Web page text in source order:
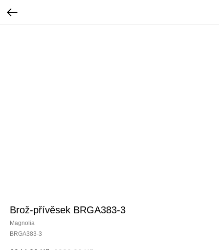
Brož-přívěsek BRGA383-3
Magnolia
BRGA383-3